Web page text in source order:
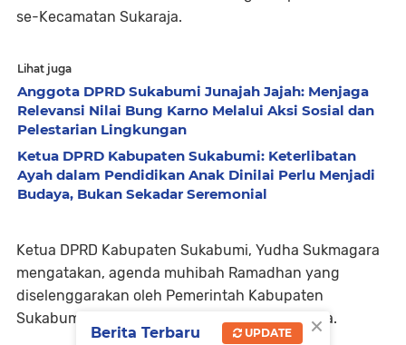
se-Kecamatan Sukaraja.
Lihat juga
Anggota DPRD Sukabumi Junajah Jajah: Menjaga
Relevansi Nilai Bung Karno Melalui Aksi Sosial dan
Pelestarian Lingkungan
Ketua DPRD Kabupaten Sukabumi: Keterlibatan
Ayah dalam Pendidikan Anak Dinilai Perlu Menjadi
Budaya, Bukan Sekadar Seremonial
Ketua DPRD Kabupaten Sukabumi, Yudha Sukmagara
mengatakan, agenda muhibah Ramadhan yang
diselenggarakan oleh Pemerintah Kabupaten
Sukabumi kali ini merupakan yang ke-7 kalinya.
×
Berita Terbaru UPDATE